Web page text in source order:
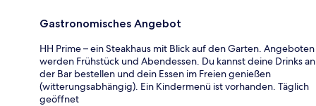
Gastronomisches Angebot
HH Prime – ein Steakhaus mit Blick auf den Garten. Angeboten
werden Frühstück und Abendessen. Du kannst deine Drinks an
der Bar bestellen und dein Essen im Freien genießen
(witterungsabhängig). Ein Kindermenü ist vorhanden. Täglich
geöffnet